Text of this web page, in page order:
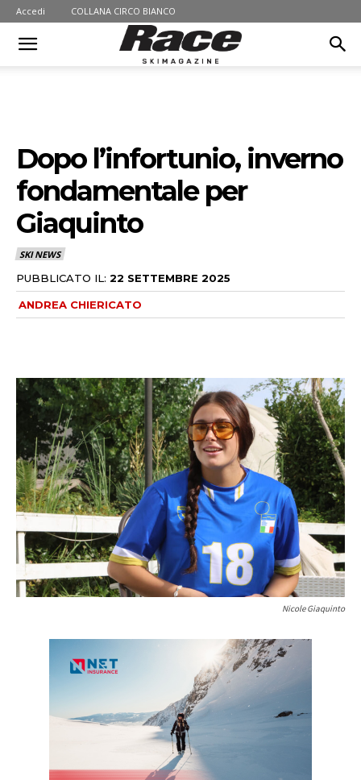
Accedi COLLANA CIRCO BIANCO
Dopo l’infortunio, inverno
fondamentale per
Giaquinto
SKI NEWS
PUBBLICATO IL: 22 SETTEMBRE 2025
ANDREA CHIERICATO
Nicole Giaquinto